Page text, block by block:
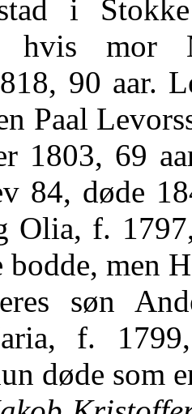
i
hvis mor
90 aar.
Paal
1803, 69
84, døde
Olia, f.
men
søn
f.
døde som